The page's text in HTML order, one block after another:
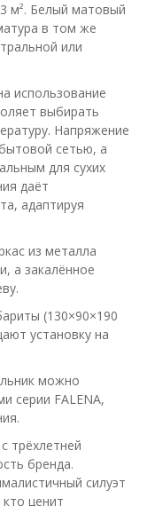
м². Белый матовый
в том же
или
использование
выбирать
Напряжение
сетью, а
для сухих
даёт
адаптируя
из металла
а закалённое
(130×90×190
установку на
можно
серии FALENA,
трёхлетней
бренда.
силуэт
ценит